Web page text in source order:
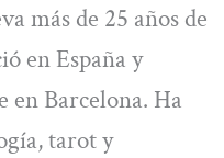
más de 25 años de
en España y
en Barcelona. Ha
tarot y